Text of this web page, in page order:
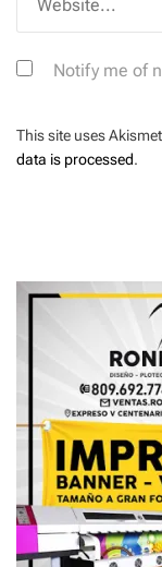
Notify me of
This site uses
data is processed.